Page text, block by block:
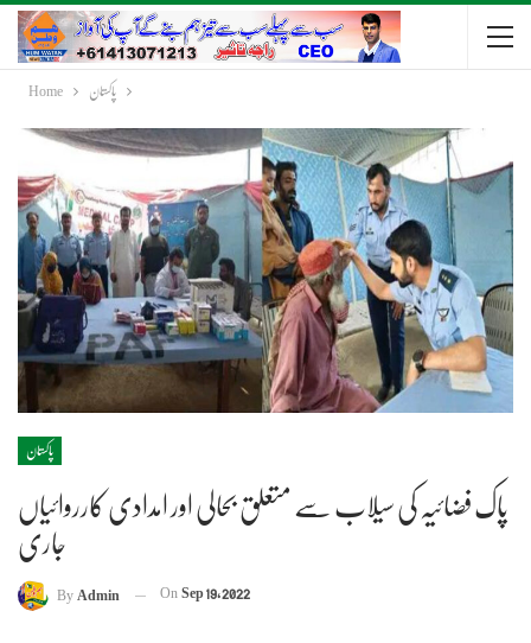
Home پاکستان
پاکستان
پاک فضائیہ کی سیلاب سے متعلق بحالی اور امدادی کارروائیاں
جاری
ByAdmin OnSep 19, 2022